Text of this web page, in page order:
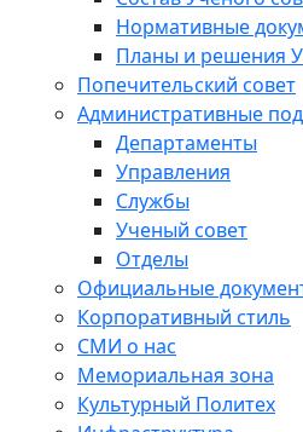
Нормативные
Планы и решения
Попечительский совет
Административные
Департаменты
Управления
Службы
Ученый совет
Отделы
Официальные
Корпоративный стиль
СМИ о нас
Мемориальная зона
Культурный Политех